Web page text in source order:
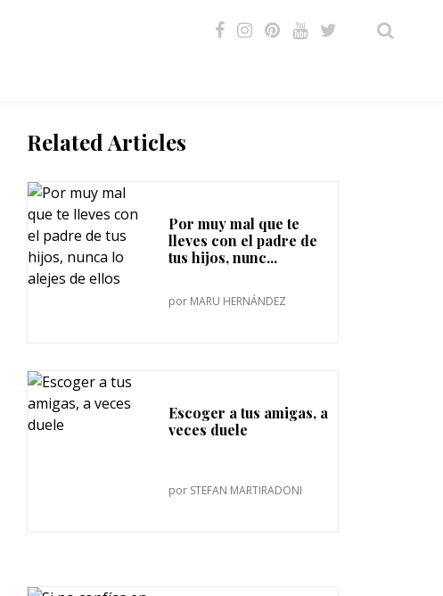
Related Articles
Por muy mal que te
lleves con el padre de
tus hijos, nunc...
por MARU HERNÁNDEZ
Escoger a tus amigas, a
veces duele
por STEFAN MARTIRADONI